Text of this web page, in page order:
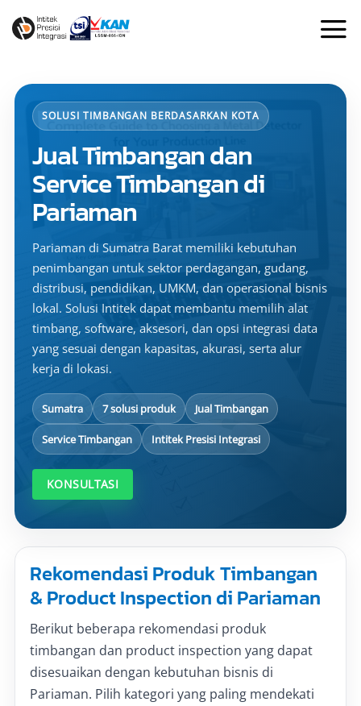
SOLUSI TIMBANGAN BERDASARKAN KOTA
Jual Timbangan dan
Service Timbangan di
Pariaman
Pariaman di Sumatra Barat memiliki kebutuhan
penimbangan untuk sektor perdagangan, gudang,
distribusi, pendidikan, UMKM, dan operasional bisnis
lokal. Solusi Intitek dapat membantu memilih alat
timbang, software, aksesori, dan opsi integrasi data
yang sesuai dengan kapasitas, akurasi, serta alur
kerja di lokasi.
Sumatra 7 solusi produk Jual Timbangan
Service Timbangan Intitek Presisi Integrasi
KONSULTASI
Rekomendasi Produk Timbangan
& Product Inspection di Pariaman
Berikut beberapa rekomendasi produk
timbangan dan product inspection yang dapat
disesuaikan dengan kebutuhan bisnis di
Pariaman. Pilih kategori yang paling mendekati